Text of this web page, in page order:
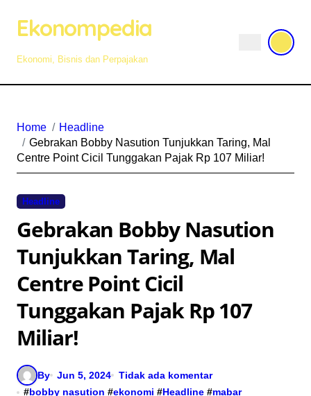
contentEkonompedia
Ekonomi, Bisnis dan Perpajakan
Home
Headline
Gebrakan Bobby Nasution Tunjukkan Taring, Mal
Centre Point Cicil Tunggakan Pajak Rp 107 Miliar!
Headline
Gebrakan Bobby Nasution
Tunjukkan Taring, Mal
Centre Point Cicil
Tunggakan Pajak Rp 107
Miliar!
By Jun 5, 2024
Tidak ada komentar
#bobby nasution #ekonomi #Headline #mabar